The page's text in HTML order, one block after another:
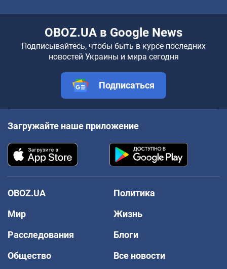
OBOZ.UA в Google News
Подписывайтесь, чтобы быть в курсе последних
новостей Украины и мира сегодня
Подписаться
Загружайте наше приложение
OBOZ.UA
Политика
Мир
Жизнь
Расследования
Блоги
Общество
Все новости